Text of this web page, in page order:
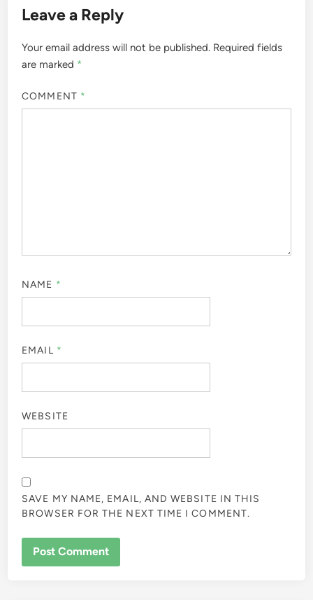
Leave a Reply
Your email address will not be published. Required fields
are marked *
COMMENT *
NAME *
EMAIL *
WEBSITE
SAVE MY NAME, EMAIL, AND WEBSITE IN THIS
BROWSER FOR THE NEXT TIME I COMMENT.